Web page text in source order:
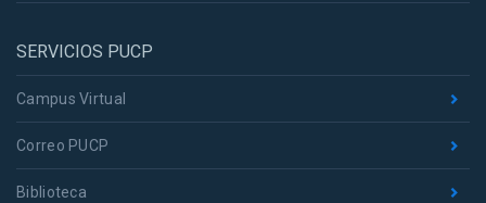
SERVICIOS PUCP
Campus Virtual
Correo PUCP
Biblioteca